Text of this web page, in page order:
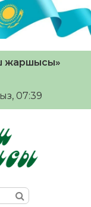
жаршысы»
07:39